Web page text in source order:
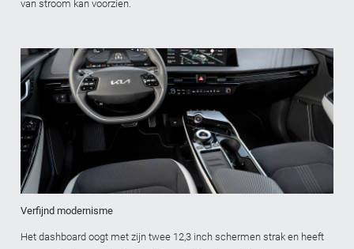
van stroom kan voorzien.
Verfijnd modernisme
Het dashboard oogt met zijn twee 12,3 inch schermen strak en heeft